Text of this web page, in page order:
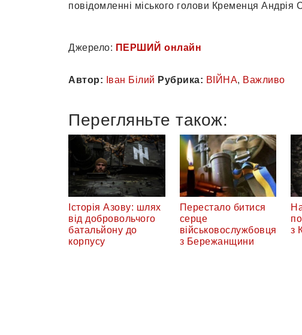
повідомленні міського голови Кременця Андрія
Джерело: ПЕРШИЙ онлайн
Автор: Іван Білий Рубрика: ВІЙНА, Важливо
Перегляньте також:
Історія Азову: шлях
від добровольчого
батальйону до
корпусу
Перестало битися
серце
військовослужбовця
з Бережанщини
з